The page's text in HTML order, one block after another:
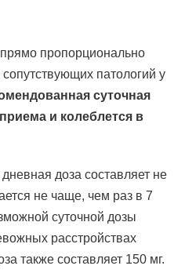
пропорционально
патологий у
суточная
и колеблется в
доза составляет не
не чаще, чем раз в 7
суточной дозы
расстройствах
также составляет 150 мг.